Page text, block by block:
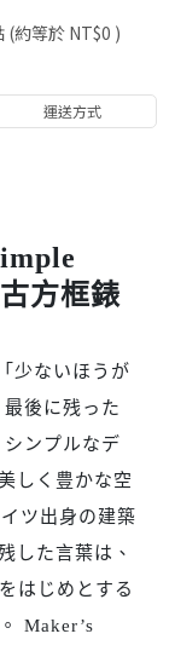
(約等於NT$0 )
運送方式
方框錶
少ないほうが
後に残った
ンプルなデ
しく豊かな空
ツ出身の建築
した言葉は、
はじめとする
Maker’s